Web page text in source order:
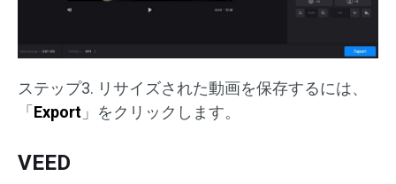
ステップ3. リサイズされた動画を保存するには、
「 Export 」をクリックします。
VEED